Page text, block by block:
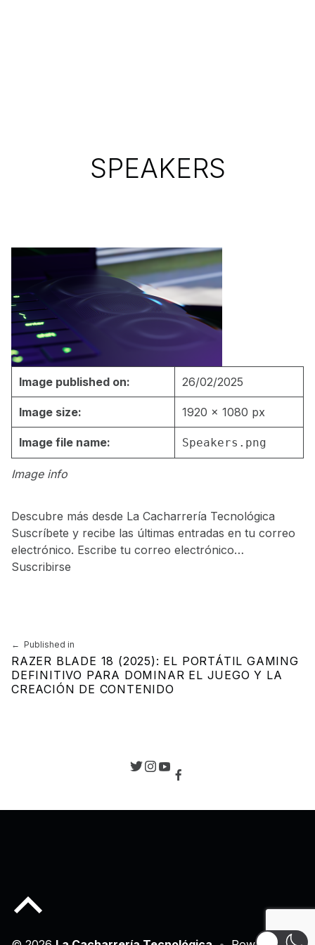
SPEAKERS
Image info
Image published on: 26/02/2025
Image size: 1920 × 1080 px
Image file name: Speakers.png
Descubre más desde La Cacharrería Tecnológica
Suscríbete y recibe las últimas entradas en tu correo
electrónico. Escribe tu correo electrónico…
Suscribirse
Navegación de entradas
Published in
RAZER BLADE 18 (2025): EL PORTÁTIL GAMING
DEFINITIVO PARA DOMINAR EL JUEGO Y LA
CREACIÓN DE CONTENIDO